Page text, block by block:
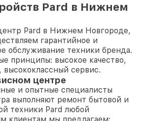
Pard в Нижнем
Pard в Нижнем Новгороде,
гарантийное и
обслуживание техники бренда.
принципы: высокое качество,
сервис.
центре
и опытные специалисты
выполняют ремонт бытовой и
техники Pard любой